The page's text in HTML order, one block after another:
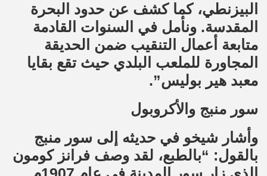
البيزنطي، كما كشف عن حدود البحرة
المقدسة. ونأمل في السنوات القادمة
متابعة أعمال التنقيب ضمن الحديقة
المجاورة للملعب البلدي حيث تقع بقايا
معبد هير بوليس”.
سور منبج والأكروبول
وأشار شيخو في حديثه إلى سور منبج
بالقول: “بالطبع، لقد وصف فرانز كومون